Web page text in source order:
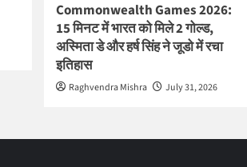
Commonwealth Games 2026:
15 मिनट में भारत को मिले 2 गोल्ड,
अस्मिता डे और हर्ष सिंह ने जूडो में रचा
इतिहास
Raghvendra Mishra July 31, 2026